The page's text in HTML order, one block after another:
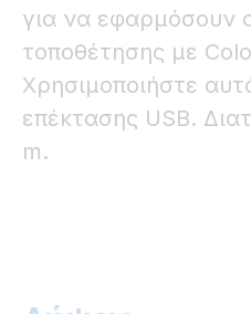
για να εφαρμόσουν
τοποθέτησης με
Χρησιμοποιήστε
επέκτασης USB.
m.